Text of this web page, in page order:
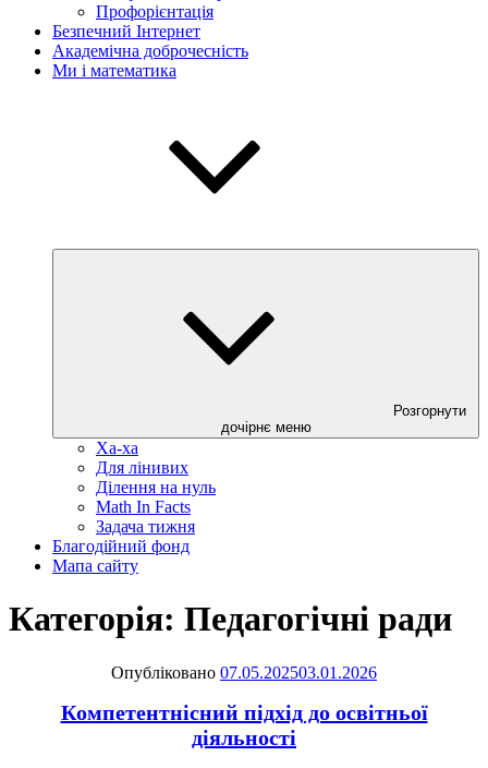
Профорієнтація
Безпечний Інтернет
Академічна доброчесність
Ми і математика
Розгорнути
дочірнє меню
Ха-ха
Для лінивих
Ділення на нуль
Math In Facts
Задача тижня
Благодійний фонд
Мапа сайту
Категорія: Педагогічні ради
Опубліковано 07.05.202503.01.2026
Компетентнісний підхід до освітньої
діяльності